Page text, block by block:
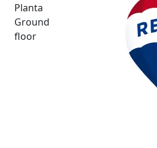
Planta
Ground
floor